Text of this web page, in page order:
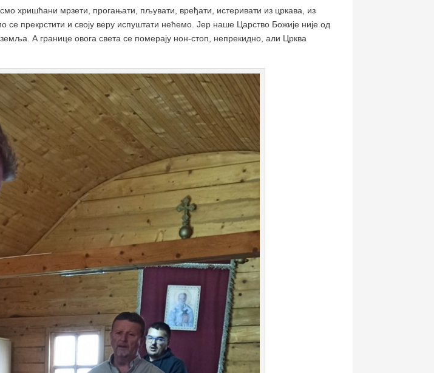
хришћани мрзети, прогањати, пљувати, вређати, истеривати из цркава, из
прекрстити и своју веру испуштати нећемо. Јер наше Царство Божије није од
А границе овога света се померају нон-стоп, непрекидно, али Црква